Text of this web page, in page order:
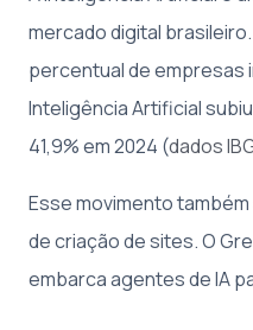
mercado digital
percentual de empresas
Inteligência Artificial
41,9% em 2024 (dados
Esse movimento
de criação de sites. O
embarca agentes de IA